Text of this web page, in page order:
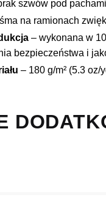
szwów pod
na ramionach
– wykonana w
bezpieczeństwa i
– 180 g/m² (5.3 oz/